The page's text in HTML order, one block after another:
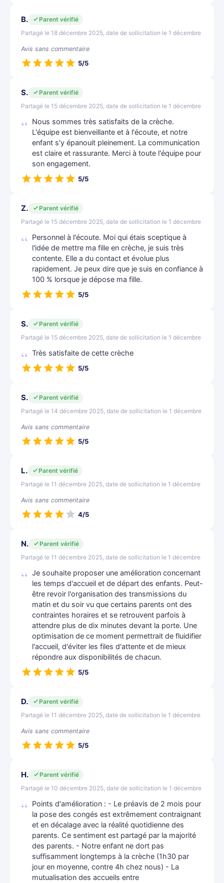
B.
Parent vérifié
Partagé le 18 décembre 2025, date de sollicitation le 1 décembre
Avis sans commentaire
5/5
S.
Parent vérifié
Partagé le 15 décembre 2025, date de sollicitation le 1 décembre
Nous sommes très satisfaits de la crèche.
L'équipe est bienveillante et à l'écoute, et notre
enfant s'y épanouit pleinement. La communication
est claire et rassurante. Merci à toute l'équipe pour
son engagement.
5/5
Z.
Parent vérifié
Partagé le 15 décembre 2025, date de sollicitation le 1 décembre
Personnel à l'écoute. Moi qui étais sceptique à
l'idée de mettre ma fille en crèche, je suis très
contente. Elle a du contact et évolue plus
rapidement. Je peux dire que je suis en confiance à
100 % lorsque je dépose ma fille.
5/5
S.
Parent vérifié
Partagé le 15 décembre 2025, date de sollicitation le 1 décembre
Très satisfaite de cette crèche
5/5
S.
Parent vérifié
Partagé le 14 décembre 2025, date de sollicitation le 1 décembre
Avis sans commentaire
5/5
L.
Parent vérifié
Partagé le 11 décembre 2025, date de sollicitation le 1 décembre
Avis sans commentaire
4/5
N.
Parent vérifié
Partagé le 11 décembre 2025, date de sollicitation le 1 décembre
Je souhaite proposer une amélioration concernant
les temps d'accueil et de départ des enfants. Peut-
être revoir l'organisation des transmissions du
matin et du soir vu que certains parents ont des
contraintes horaires et se retrouvent parfois à
attendre plus de dix minutes devant la porte. Une
optimisation de ce moment permettrait de fluidifier
l'accueil, d'éviter les files d'attente et de mieux
répondre aux disponibilités de chacun.
5/5
D.
Parent vérifié
Partagé le 11 décembre 2025, date de sollicitation le 1 décembre
Avis sans commentaire
5/5
H.
Parent vérifié
Partagé le 10 décembre 2025, date de sollicitation le 1 décembre
Points d'amélioration : - Le préavis de 2 mois pour
la pose des congés est extrêmement contraignant
et en décalage avec la réalité quotidienne des
parents. Ce sentiment est partagé par la majorité
des parents. - Notre enfant ne dort pas
suffisamment longtemps à la crèche (1h30 par
jour en moyenne, contre 4h chez nous) - La
mutualisation des accueils entre